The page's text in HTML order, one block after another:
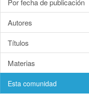
Por fecha de publicación
Autores
Títulos
Materias
Esta comunidad